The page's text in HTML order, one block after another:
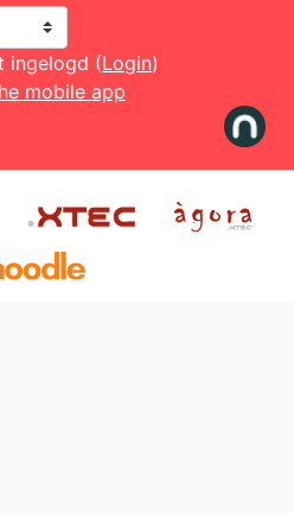
ingelogd (Login)
mobile app